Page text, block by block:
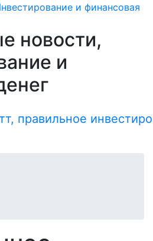
новости,
и